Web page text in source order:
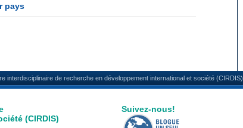
pays
interdisciplinaire de recherche en développement international et société (CIRDIS)
(CIRDIS)
Suivez-nous!